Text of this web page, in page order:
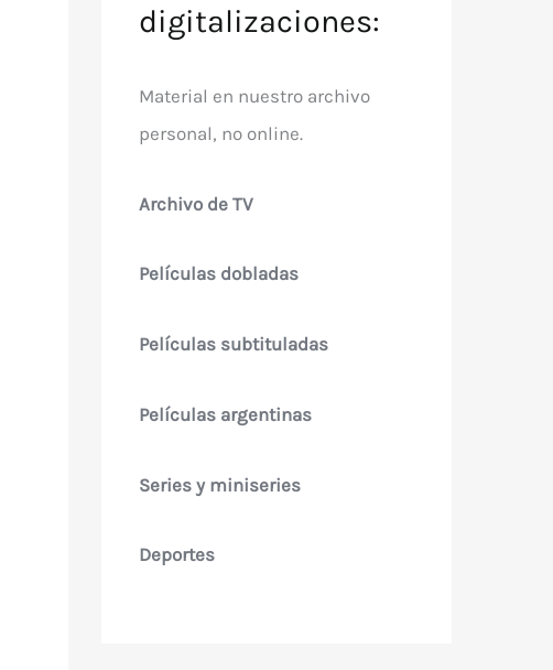
digitalizaciones:
Material en nuestro archivo
personal, no online.
Archivo de TV
Películas dobladas
Películas subtituladas
Películas argentinas
Series y miniseries
Deportes